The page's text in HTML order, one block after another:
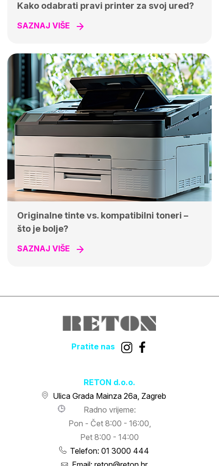
Kako odabrati pravi printer za svoj ured?
SAZNAJ VIŠE
Originalne tinte vs. kompatibilni toneri –
što je bolje?
SAZNAJ VIŠE
Pratite nas
RETON d.o.o.
Ulica Grada Mainza 26a, Zagreb
Radno vrijeme:
Pon - Čet 8:00 - 16:00,
Pet 8:00 - 14:00
Telefon: 01 3000 444